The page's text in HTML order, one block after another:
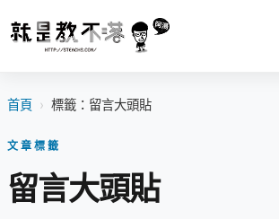
首頁 › 標籤：留言大頭貼
文章標籤
留言大頭貼